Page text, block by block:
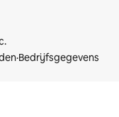
·Bedrijfsgegevens